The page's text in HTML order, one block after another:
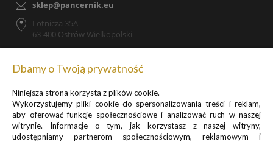
sklep@pancernik.eu
Lotnicza 35A
63-400 Ostrów Wielkopolski
Zapisz się do newslettera, by otrzymywać informacje o
promocjach i nowościach
Dbamy o Twoją prywatność
Niniejsza strona korzysta z plików cookie.
Wykorzystujemy pliki cookie do spersonalizowania treści i reklam,
aby oferować funkcje społecznościowe i analizować ruch w naszej
witrynie. Informacje o tym, jak korzystasz z naszej witryny,
udostępniamy partnerom społecznościowym, reklamowym i